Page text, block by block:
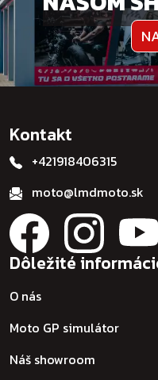
Kontakt
+421918406315
moto@lmdmoto.sk
Dôležité
O nás
Moto GP simulátor
Náš showroom